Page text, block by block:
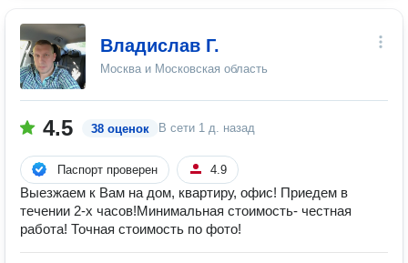
Владислав Г.
Москва и Московская область
4.5 38 оценок В сети 1 д. назад
Паспорт проверен 4.9
Выезжаем к Вам на дом, квартиру, офис! Приедем в
течении 2-х часов!Минимальная стоимость- честная
работа! Точная стоимость по фото!